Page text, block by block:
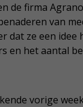
de firma
van
dat ze een idee
en het aantal
vorige